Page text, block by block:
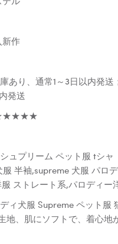
作
あり、通常1～3日以内発送
発送
★★★★★
ュプリーム ペット服 tシャ
半袖,supreme 犬服 パロ
ストレート系,パロディー
ィ犬服 Supreme ペット服
地、肌にソフトで、着心地